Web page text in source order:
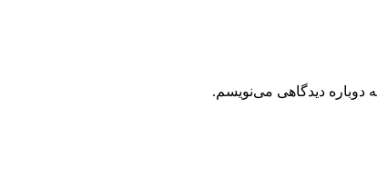
دوباره دیدگاهی می‌نویسم.